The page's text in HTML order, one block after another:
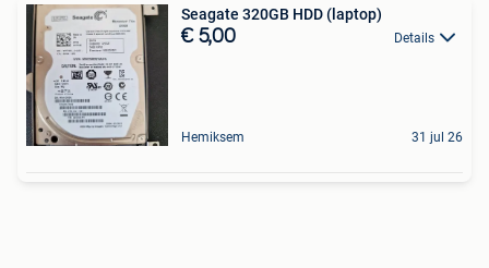
Seagate 320GB HDD (laptop)
€ 5,00 Details
Hemiksem 31 jul 26